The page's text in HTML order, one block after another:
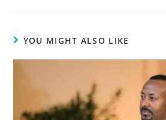
YOU MIGHT ALSO LIKE